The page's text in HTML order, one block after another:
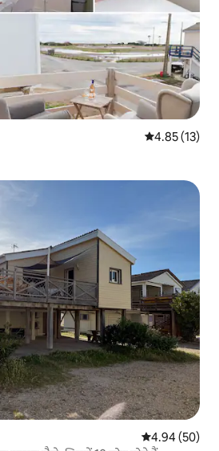
औसत रेटिंग 5 में
4.85 (13)
औसत रेटिंग 5 में
4.94 (50)